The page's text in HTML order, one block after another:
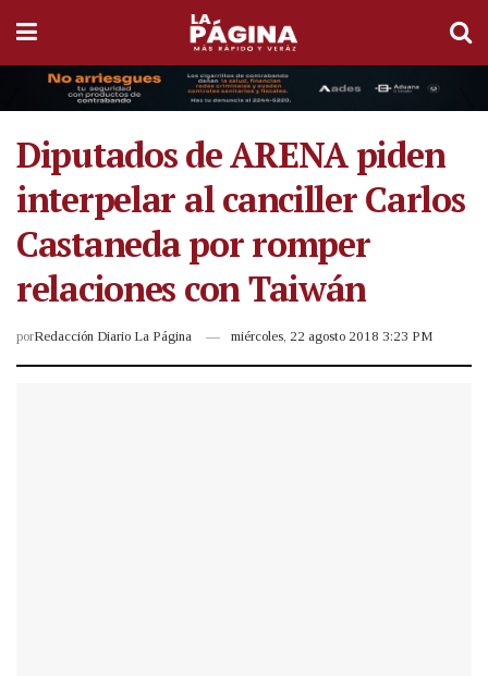
Diputados de ARENA piden
interpelar al canciller Carlos
Castaneda por romper
relaciones con Taiwán
porRedacción Diario La Página miércoles, 22 agosto 2018 3:23 PM